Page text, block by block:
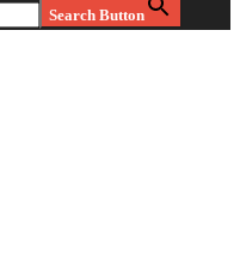
Search Button